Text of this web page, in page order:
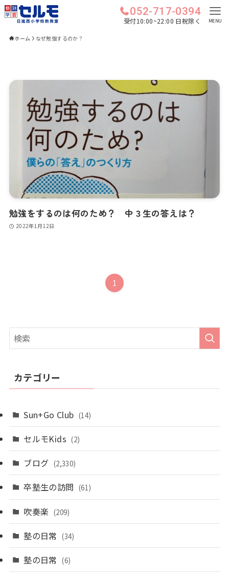
052-717-0394
受付10:00~22:00 日祝除く MENU
ホーム なぜ勉強するのか？
勉強をするのは何のため？ 中３生の答えは？
2022年1月12日
1
カテゴリー
Sun+Go Club (14)
セルモKids (2)
ブログ (2,330)
卒塾生の訪問 (61)
吹奏楽 (209)
塾の日常 (34)
塾の日常 (6)